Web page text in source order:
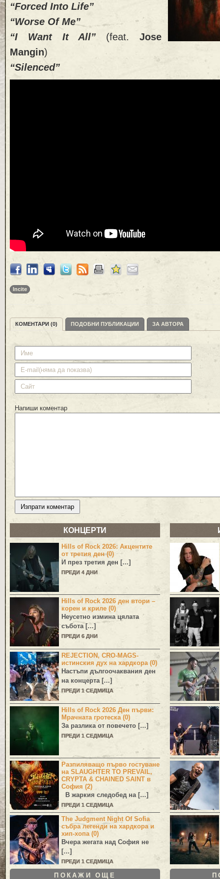
“Forced Into Life”
“Worse Of Me”
“I Want It All” (feat.
Jose
Mangin)
“Silenced”
Incite
КОМЕНТАРИ (0) ПОДОБНИ ПУБЛИКАЦИИ ЗА АВТОРА
Напиши коментар
КОНЦЕРТИ
Hills of Rock 2026: Акцентите
от третия ден (0)
И през третия ден […]
ПРЕДИ 4 ДНИ
Hills of Rock 2026 ден втори –
корен и криле (0)
Неусетно измина цялата
събота […]
ПРЕДИ 6 ДНИ
REJECTION, CRO-MAGS-
истинския дух на хардкора (0)
Настъпи дългоочаквания ден
на концерта […]
ПРЕДИ 1 СЕДМИЦА
Hills of Rock 2026 Ден първи:
Мрачната гротеска (0)
За разлика от повечето […]
ПРЕДИ 1 СЕДМИЦА
Разпиляващо първо гостуване
на SLAUGHTER TO PREVAIL,
CRYPTA & CHAINED SAINT в
София (2)
В жаркия следобед на […]
ПРЕДИ 1 СЕДМИЦА
The Judgment Night Of Sofia
събра легенди на хардкора и
хип-хопа (0)
Вчера жегата над София не
[…]
ПРЕДИ 1 СЕДМИЦА
ПОКАЖИ ОЩЕ